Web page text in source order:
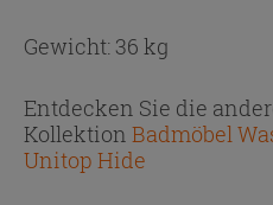
Gewicht: 36 kg
Entdecken Sie die
Kollektion Badmöbel
Unitop Hide